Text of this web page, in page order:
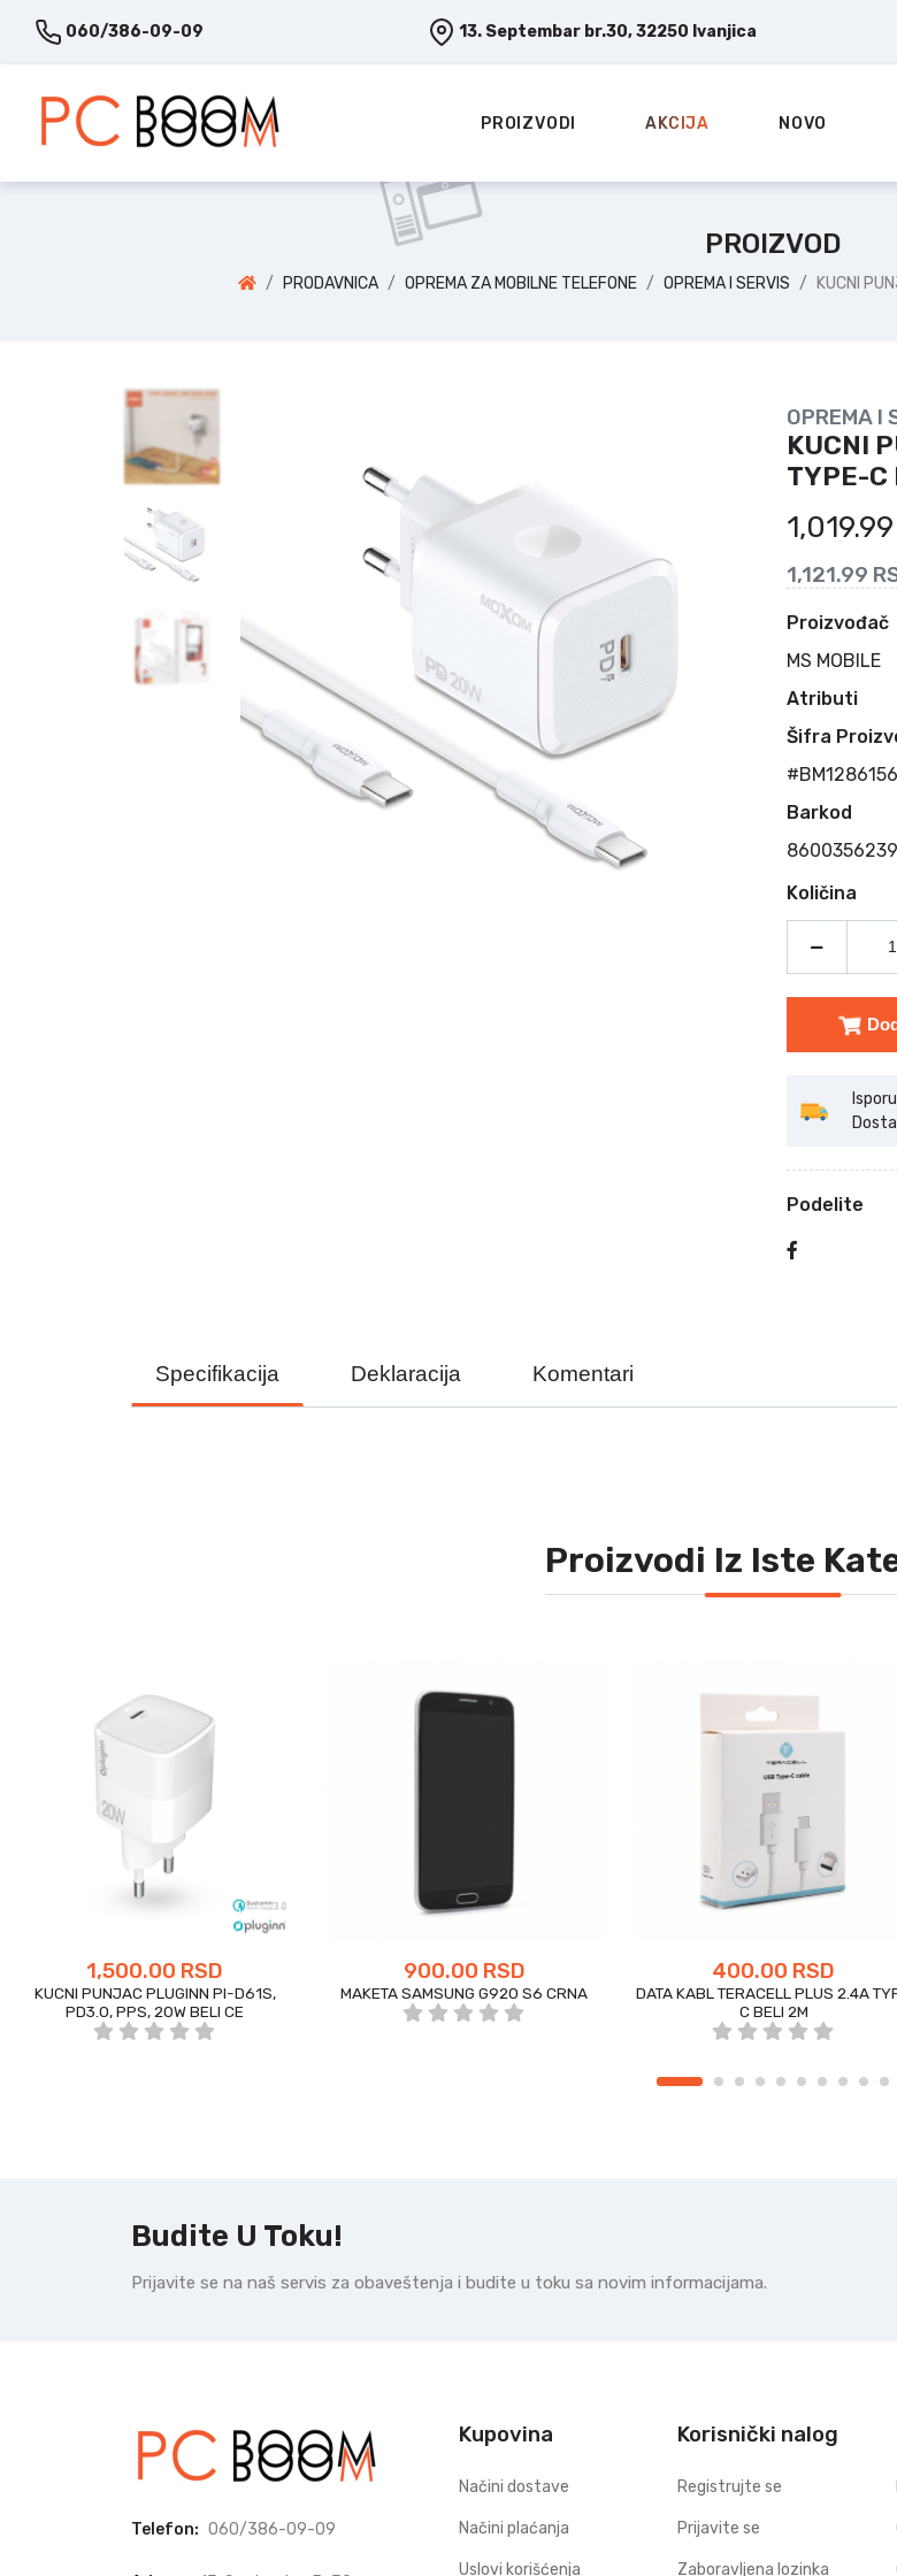
060/386-09-09 13. Septembar br.30, 32250 Ivanjica
PROIZVODI AKCIJA NOVO
PROIZVOD
PRODAVNICA OPREMA ZA MOBILNE TELEFONE OPREMA I SERVIS KUCNI
OPREMA I
KUCNI
TYPE-C
1,121.99
Proizvođač
MS MOBILE
Atributi
Šifra
Barkod
Količina
Podelite
Specifikacija Deklaracija Komentari
Proizvodi Iz Iste
1,500.00 RSD
KUCNI PUNJAC PLUGINN PI-D61S,
PD3.0, PPS, 20W BELI CE
900.00 RSD
MAKETA SAMSUNG G920 S6 CRNA
400.00 RSD
DATA KABL TERACELL PLUS 2.4A
C BELI 2M
Budite U Toku!
Prijavite se na naš servis za obaveštenja i budite u toku sa novim informacijama.
Telefon: 060/386-09-09
Kupovina
Načini dostave
Načini plaćanja
Uslovi korišćenja
Korisnički nalog
Registrujte se
Prijavite se
Zaboravljena lozinka